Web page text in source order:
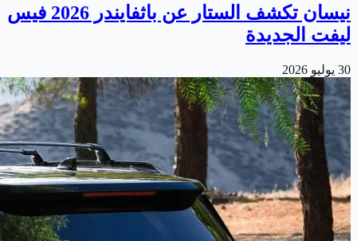
نيسان تكشف الستار عن باثفايندر 2026 فيس
ليفت الجديدة
30 يوليو 2026